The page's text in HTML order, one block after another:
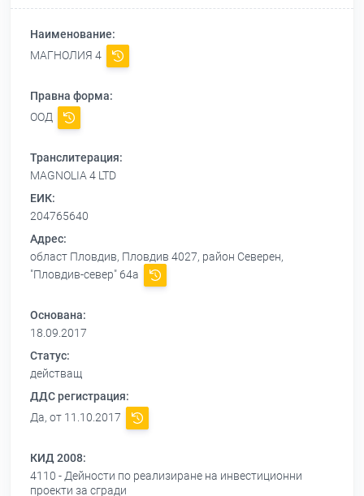
Наименование:
МАГНОЛИЯ 4
Правна форма:
ООД
Транслитерация:
MAGNOLIA 4 LTD
ЕИК:
204765640
Адрес:
област Пловдив, Пловдив 4027, район Северен,
"Пловдив-север" 64а
Основана:
18.09.2017
Статус:
действащ
ДДС регистрация:
Да, от 11.10.2017
КИД 2008:
4110 - Дейности по реализиране на инвестиционни
проекти за сгради